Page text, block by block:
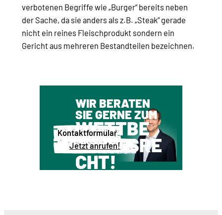
verbotenen Begriffe wie „Burger“ bereits neben
der Sache, da sie anders als z.B. „Steak“ gerade
nicht ein reines Fleischprodukt sondern ein
Gericht aus mehreren Bestandteilen bezeichnen.
WIR BERATEN
SIE GERNE ZUM
WETTBE
WERBSRE
CHT!
Kontaktformular
Jetzt anrufen!